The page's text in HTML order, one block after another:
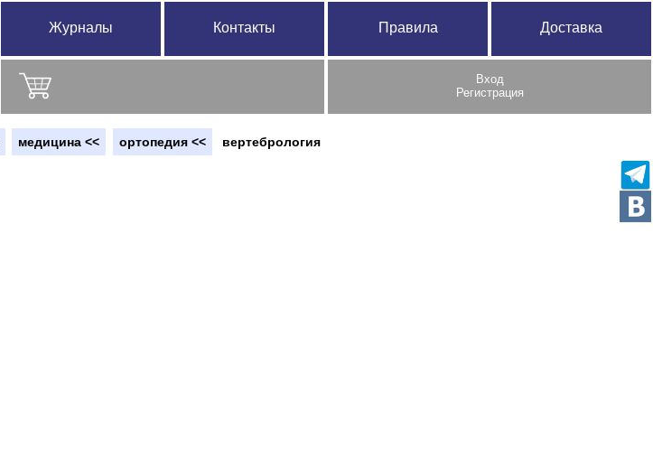
Журналы Контакты Правила Доставка
Вход
Регистрация
медицина << ортопедия << вертебрология